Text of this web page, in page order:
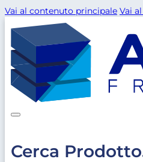
Vai al contenuto principale Vai
Cerca